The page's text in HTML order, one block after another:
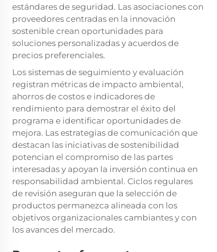
estándares de seguridad. Las asociaciones con
proveedores centradas en la innovación
sostenible crean oportunidades para
soluciones personalizadas y acuerdos de
precios preferenciales.
Los sistemas de seguimiento y evaluación
registran métricas de impacto ambiental,
ahorros de costos e indicadores de
rendimiento para demostrar el éxito del
programa e identificar oportunidades de
mejora. Las estrategias de comunicación que
destacan las iniciativas de sostenibilidad
potencian el compromiso de las partes
interesadas y apoyan la inversión continua en
responsabilidad ambiental. Ciclos regulares
de revisión aseguran que la selección de
productos permanezca alineada con los
objetivos organizacionales cambiantes y con
los avances del mercado.